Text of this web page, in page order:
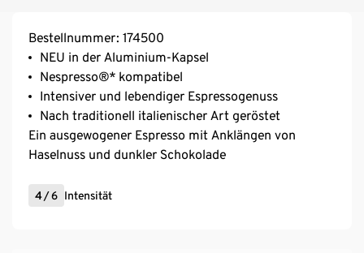
Bestellnummer: 174500
NEU in der Aluminium-Kapsel
Nespresso®* kompatibel
Intensiver und lebendiger Espressogenuss
Nach traditionell italienischer Art geröstet
Ein ausgewogener Espresso mit Anklängen von
Haselnuss und dunkler Schokolade
4/6 Intensität